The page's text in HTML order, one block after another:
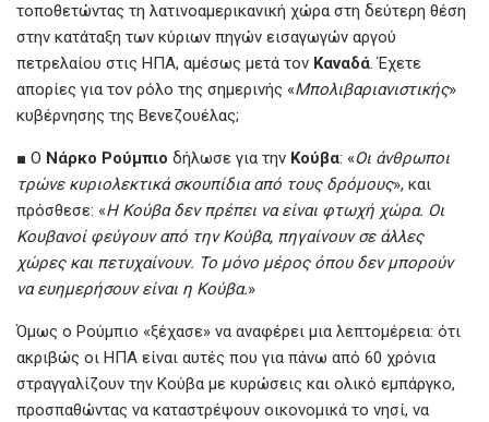
τοποθετώντας τη λατινοαμερικανική χώρα στη δεύτερη θέση
στην κατάταξη των κύριων πηγών εισαγωγών αργού
πετρελαίου στις ΗΠΑ, αμέσως μετά τον Καναδά. Έχετε
απορίες για τον ρόλο της σημερινής «Μπολιβαριανιστικής»
κυβέρνησης της Βενεζουέλας;
■ Ο Νάρκο Ρούμπιο δήλωσε για την Κούβα: «Οι άνθρωποι
τρώνε κυριολεκτικά σκουπίδια από τους δρόμους», και
πρόσθεσε: «Η Κούβα δεν πρέπει να είναι φτωχή χώρα. Οι
Κουβανοί φεύγουν από την Κούβα, πηγαίνουν σε άλλες
χώρες και πετυχαίνουν. Το μόνο μέρος όπου δεν μπορούν
να ευημερήσουν είναι η Κούβα.»
Όμως ο Ρούμπιο «ξέχασε» να αναφέρει μια λεπτομέρεια: ότι
ακριβώς οι ΗΠΑ είναι αυτές που για πάνω από 60 χρόνια
στραγγαλίζουν την Κούβα με κυρώσεις και ολικό εμπάργκο,
προσπαθώντας να καταστρέψουν οικονομικά το νησί, να